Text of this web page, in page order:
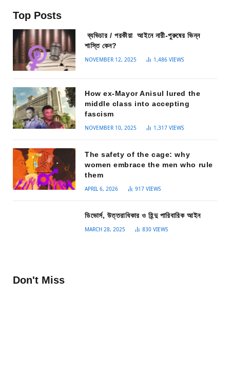
Top Posts
ব্যভিচার / পরকীয়া আইনে নারী-পুরুষের ভিন্ন
শাস্তি কেন?
NOVEMBER 12, 2025 1,486 VIEWS
How ex-Mayor Anisul lured the
middle class into accepting
fascism
NOVEMBER 10, 2025 1,317 VIEWS
The safety of the cage: why
women embrace the men who rule
them
APRIL 6, 2026 917 VIEWS
ডিভোর্স, উত্তরাধিকার ও হিন্দু পারিবারিক আইন
MARCH 28, 2025 830 VIEWS
Don't Miss